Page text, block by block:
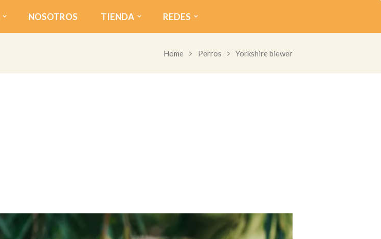
NOSOTROS TIENDA REDES
Home Perros Yorkshire biewer